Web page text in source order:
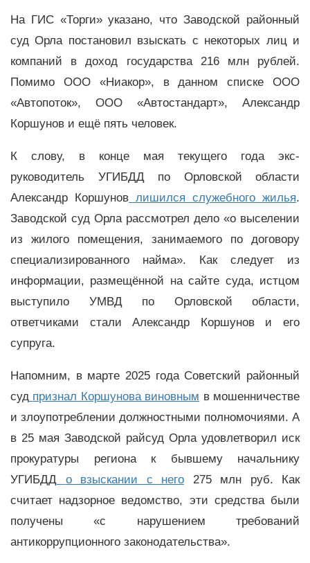
На ГИС «Торги» указано, что Заводской районный
суд Орла постановил взыскать с некоторых лиц и
компаний в доход государства 216 млн рублей.
Помимо ООО «Ниакор», в данном списке ООО
«Автопоток», ООО «Автостандарт», Александр
Коршунов и ещё пять человек.
К слову, в конце мая текущего года экс-
руководитель УГИБДД по Орловской области
Александр Коршунов лишился служебного жилья.
Заводской суд Орла рассмотрел дело «о выселении
из жилого помещения, занимаемого по договору
специализированного найма». Как следует из
информации, размещённой на сайте суда, истцом
выступило УМВД по Орловской области,
ответчиками стали Александр Коршунов и его
супруга.
Напомним, в марте 2025 года Советский районный
суд признал Коршунова виновным в мошенничестве
и злоупотреблении должностными полномочиями. А
в 25 мая Заводской райсуд Орла удовлетворил иск
прокуратуры региона к бывшему начальнику
УГИБДД
о взыскании с него 275 млн руб. Как
считает надзорное ведомство, эти средства были
получены «с нарушением требований
антикоррупционного законодательства».